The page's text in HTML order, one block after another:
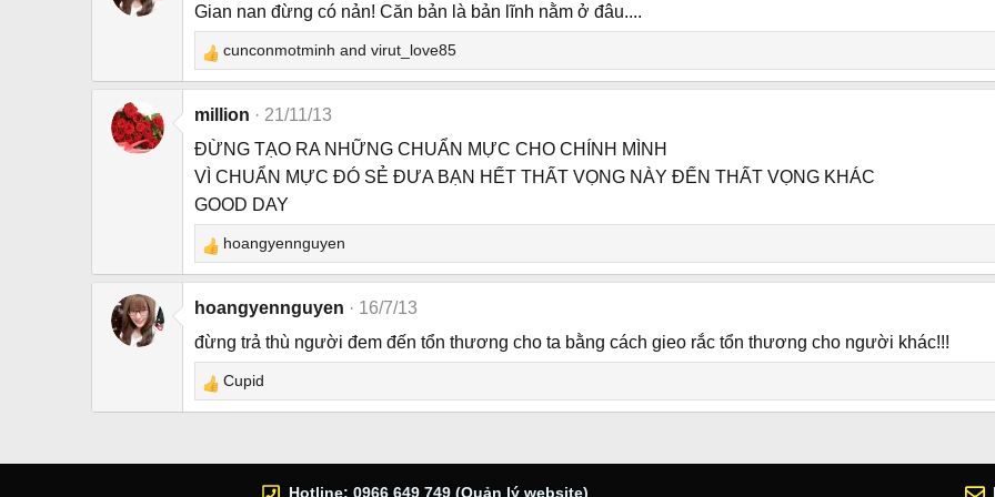
Gian nan đừng có nản! Căn bản là bản lĩnh nằm ở đâu....
R
e
a
t
i
o
n
s
:
cunconmotminh and virut_love85
million
21/11/13
ĐỪNG TẠO RA NHỮNG CHUẨN MỰC CHO CHÍNH MÌNH
VÌ CHUẨN MỰC ĐÓ SẺ ĐƯA BẠN HẾT THẤT VỌNG NÀY ĐẾN THẤT VỌNG KHÁC
GOOD DAY
R
e
a
t
o
n
:
hoangyennguyen
hoangyennguyen
16/7/13
đừng trả thù người đem đến tổn thương cho ta bằng cách gieo rắc tổn thương cho người khác!!!
R
e
c
Cupid
Hotline: 0966 649 749 (Quản lý website)